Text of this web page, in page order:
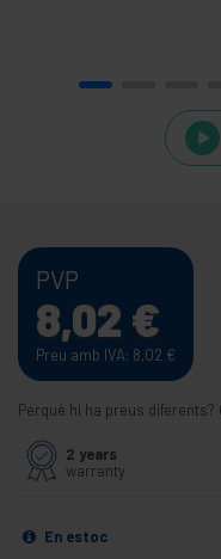
PVP
8,02 €
Preu amb IVA: 8,02 €
Perquè hi ha preus diferents?
2 years
warranty
En estoc